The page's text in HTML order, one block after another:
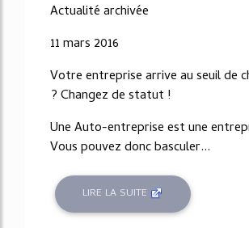
Actualité archivée
11 mars 2016
Votre entreprise arrive au seuil de
? Changez de statut !
Une Auto-entreprise est une
Vous pouvez donc basculer...
LIRE LA SUITE